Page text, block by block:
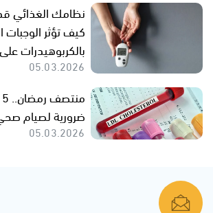
نظامك الغذائي
كيف تؤثر الوجبات
بالكربوهيدرات
05.03.2026
ضرورية لصيام
05.03.2026